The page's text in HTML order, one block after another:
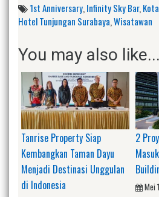
1st Anniversary,Infinity Sky Bar,
Hotel Tunjungan Surabaya,Wisatawan
You may also like...
Tanrise Property Siap
Kembangkan Taman Dayu
Menjadi Destinasi Unggulan
di Indonesia
2
Mei